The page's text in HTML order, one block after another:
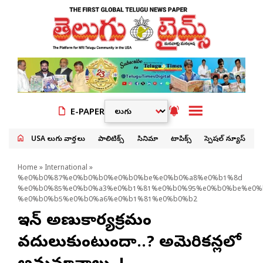
E-PAPER
USA తెలుగు వార్తలు పాలిటిక్స్ సినిమా టాపిక్స్ స్పెషల్ న్యూస్
Home » International »
%e0%b0%87%e0%b0%b0%e0%b0%be%e0%b0%a8%e0%b1%8d
%e0%b0%b5%e0%b0%a6%e0%b1%81%e0%b0%b2
ఇరాన్ అణుకార్యక్రమం
వదులుకుంటుందా..? అమెరికన్లలో